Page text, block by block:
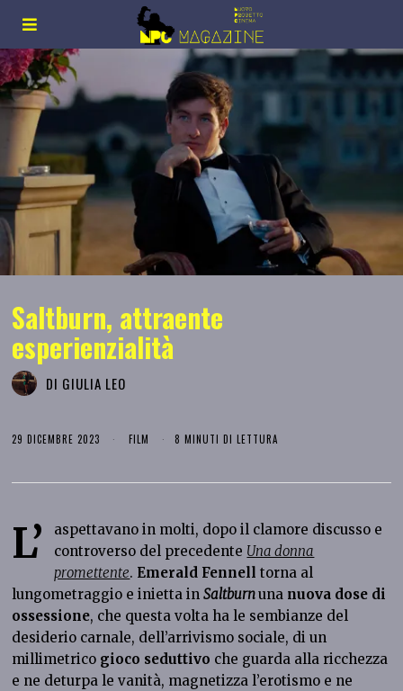
Saltburn, attraente
esperienzialità
DI GIULIA LEO
29 DICEMBRE 2023 FILM 8 MINUTI DI LETTURA
L’
aspettavano in molti, dopo il clamore discusso e
controverso del precedente Una donna
promettente. Emerald Fennell torna al
lungometraggio e inietta inSaltburnuna nuova dose di
ossessione, che questa volta ha le sembianze del
desiderio carnale, dell’arrivismo sociale, di un
millimetrico gioco seduttivo che guarda alla ricchezza
e ne deturpa le vanità, magnetizza l’erotismo e ne